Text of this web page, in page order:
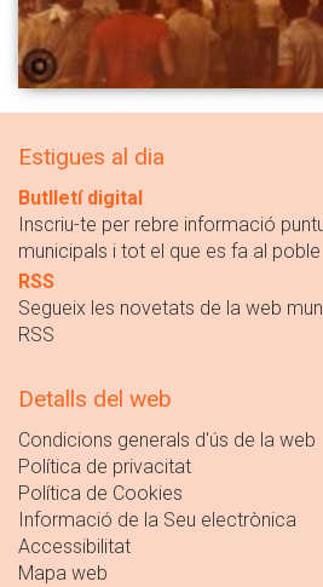
Estigues al dia
Butlletí digital
Inscriu-te per rebre informació
municipals i tot el que es fa al poble
RSS
Segueix les novetats de la web
RSS
Detalls del web
Condicions generals d'ús de la web
Política de privacitat
Política de Cookies
Informació de la Seu electrònica
Accessibilitat
Mapa web